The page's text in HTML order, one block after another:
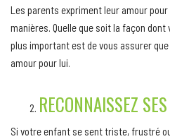
Les parents expriment leur amour
manières. Quelle que soit la façon
plus important est de vous assurer
amour pour lui.
RECONNAISSEZ
Si votre enfant se sent triste, frustré